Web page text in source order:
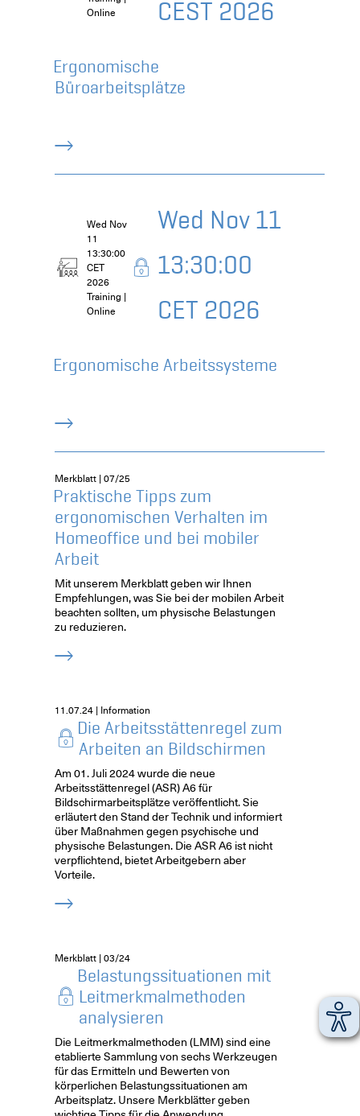
Online
CEST 2026
Ergonomische
Büroarbeitsplätze
Wed Nov
11
13:30:00
CET
2026
Training |
Online
Wed Nov 11
13:30:00
CET 2026
Ergonomische Arbeitssysteme
Merkblatt | 07/25
Praktische Tipps zum
ergonomischen Verhalten im
Homeoffice und bei mobiler
Arbeit
Mit unserem Merkblatt geben wir Ihnen
Empfehlungen, was Sie bei der mobilen Arbeit
beachten sollten, um physische Belastungen
zu reduzieren.
11.07.24 | Information
Die Arbeitsstättenregel zum
Arbeiten an Bildschirmen
Am 01. Juli 2024 wurde die neue
Arbeitsstättenregel (ASR) A6 für
Bildschirmarbeitsplätze veröffentlicht. Sie
erläutert den Stand der Technik und informiert
über Maßnahmen gegen psychische und
physische Belastungen. Die ASR A6 ist nicht
verpflichtend, bietet Arbeitgebern aber
Vorteile.
Merkblatt | 03/24
Belastungssituationen mit
Leitmerkmalmethoden
analysieren
Die Leitmerkmalmethoden (LMM) sind eine
etablierte Sammlung von sechs Werkzeugen
für das Ermitteln und Bewerten von
körperlichen Belastungssituationen am
Arbeitsplatz. Unsere Merkblätter geben